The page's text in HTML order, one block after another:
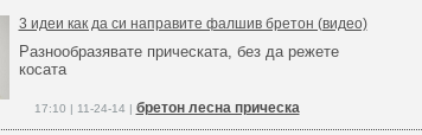
3 идеи как да си направите фалшив бретон (видео)
Разнообразявате прическата, без да режете
косата
17:10 | 11-24-14 | бретон лесна прическа